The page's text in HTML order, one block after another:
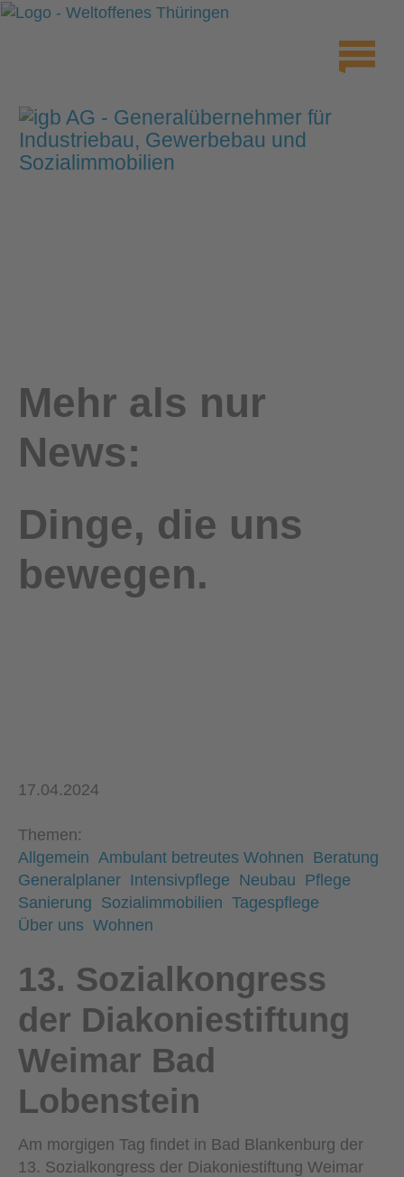
Mehr als nur
News:
Dinge, die uns
bewegen.
17.04.2024
Themen:
Allgemein Ambulant betreutes Wohnen Beratung
Generalplaner Intensivpflege Neubau Pflege
Sanierung Sozialimmobilien Tagespflege
Über uns Wohnen
13. Sozialkongress
der Diakoniestiftung
Weimar Bad
Lobenstein
Am morgigen Tag findet in Bad Blankenburg der
13. Sozialkongress der Diakoniestiftung Weimar